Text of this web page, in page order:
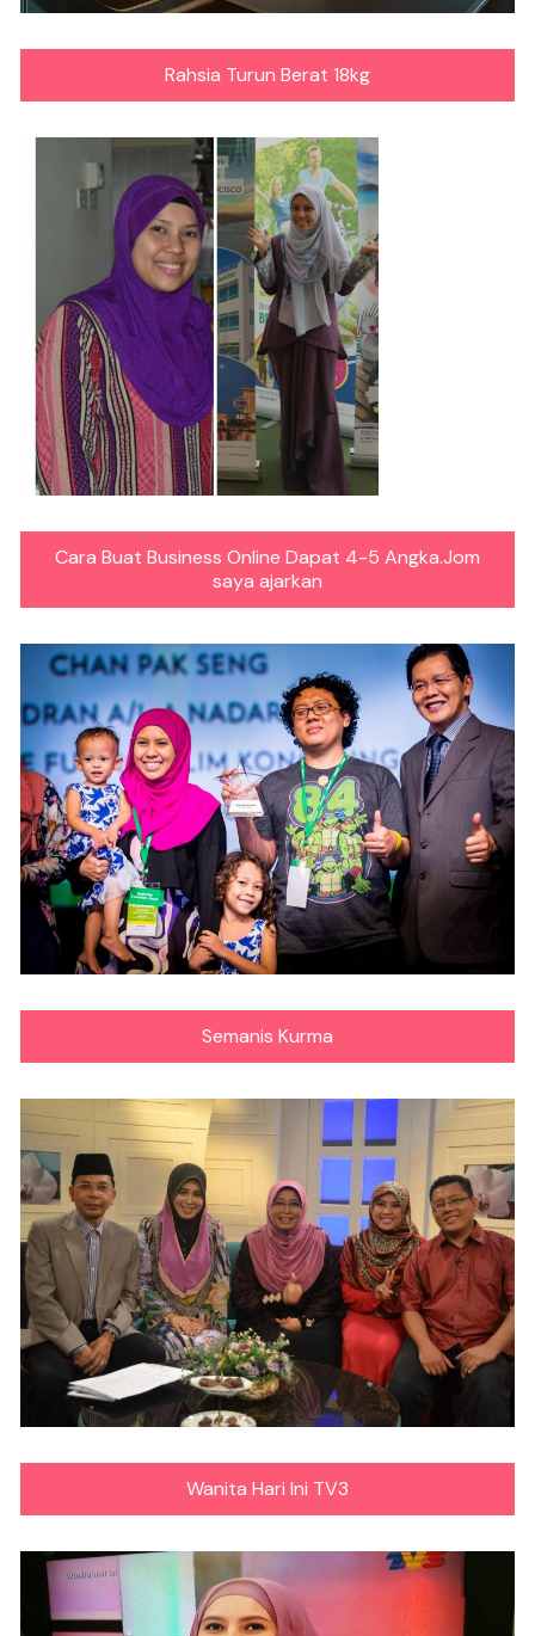
Rahsia Turun Berat 18kg
Cara Buat Business Online Dapat 4-5 Angka.Jom
saya ajarkan
Semanis Kurma
Wanita Hari Ini TV3